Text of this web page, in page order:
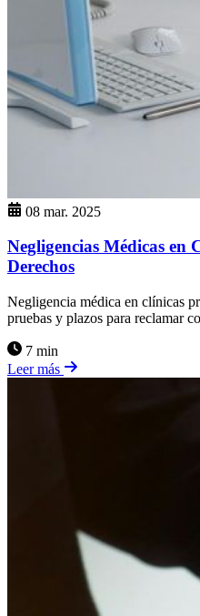
08 mar. 2025
Negligencias Médicas en
Derechos
Negligencia médica en clínicas
pruebas y plazos para reclamar
7 min
Leer más